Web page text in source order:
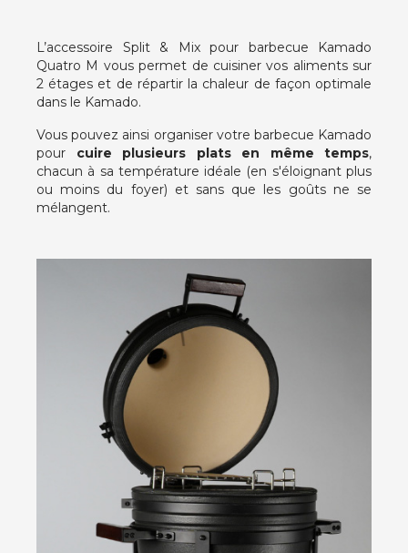
L’accessoire Split & Mix pour barbecue Kamado
Quatro M vous permet de cuisiner vos aliments sur
2 étages et de répartir la chaleur de façon optimale
dans le Kamado.
Vous pouvez ainsi organiser votre barbecue Kamado
pour cuire plusieurs plats en même temps,
chacun à sa température idéale (en s'éloignant plus
ou moins du foyer) et sans que les goûts ne se
mélangent.